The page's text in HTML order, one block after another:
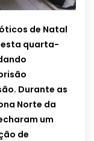
de Natal
quarta-
Durante as
Norte da
um
de